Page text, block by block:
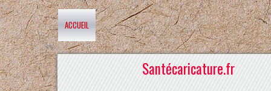
ACCUEIL
Santécaricature.fr